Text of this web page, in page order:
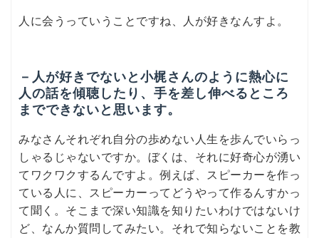
人に会うっていうことですね、人が好きなんすよ。
－人が好きでないと小梶さんのように熱心に
人の話を傾聴したり、手を差し伸べるところ
までできないと思います。
みなさんそれぞれ自分の歩めない人生を歩んでいらっ
しゃるじゃないですか。ぼくは、それに好奇心が湧い
てワクワクするんですよ。例えば、スピーカーを作っ
ている人に、スピーカーってどうやって作るんすかっ
て聞く。そこまで深い知識を知りたいわけではないけ
ど、なんか質問してみたい。それで知らないことを教